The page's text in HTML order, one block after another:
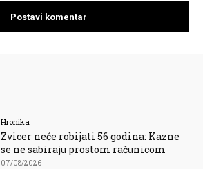
Hronika
Zvicer neće robijati 56 godina: Kazne
se ne sabiraju prostom računicom
07/08/2026